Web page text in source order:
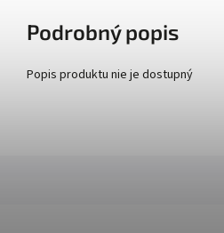
Podrobný popis
Popis produktu nie je dostupný